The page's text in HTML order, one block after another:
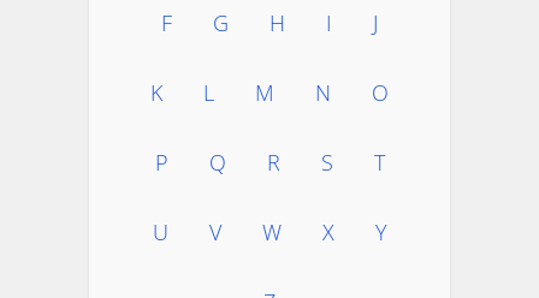
F G H I J
K L M N O
P Q R S T
U V W X Y